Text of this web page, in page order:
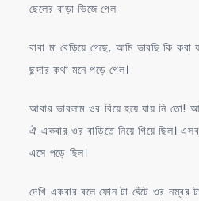
ছেলের বাড়া ভিজে গেল
বাবা মা বেড়িয়ে গেছে, আমি ভাবছি কি
ছন্দার কথা মনে পড়ে গেল।
আবার ভাবলাম ওর বিয়ে হয়ে যায় নি তো!
ঐ একবার ওর বাড়িতে নিয়ে গিয়ে ছিল।
এসে পড়ে ছিল।
দেখি একবার বলে ফোন টা ঘেঁটে ওর নম্বর